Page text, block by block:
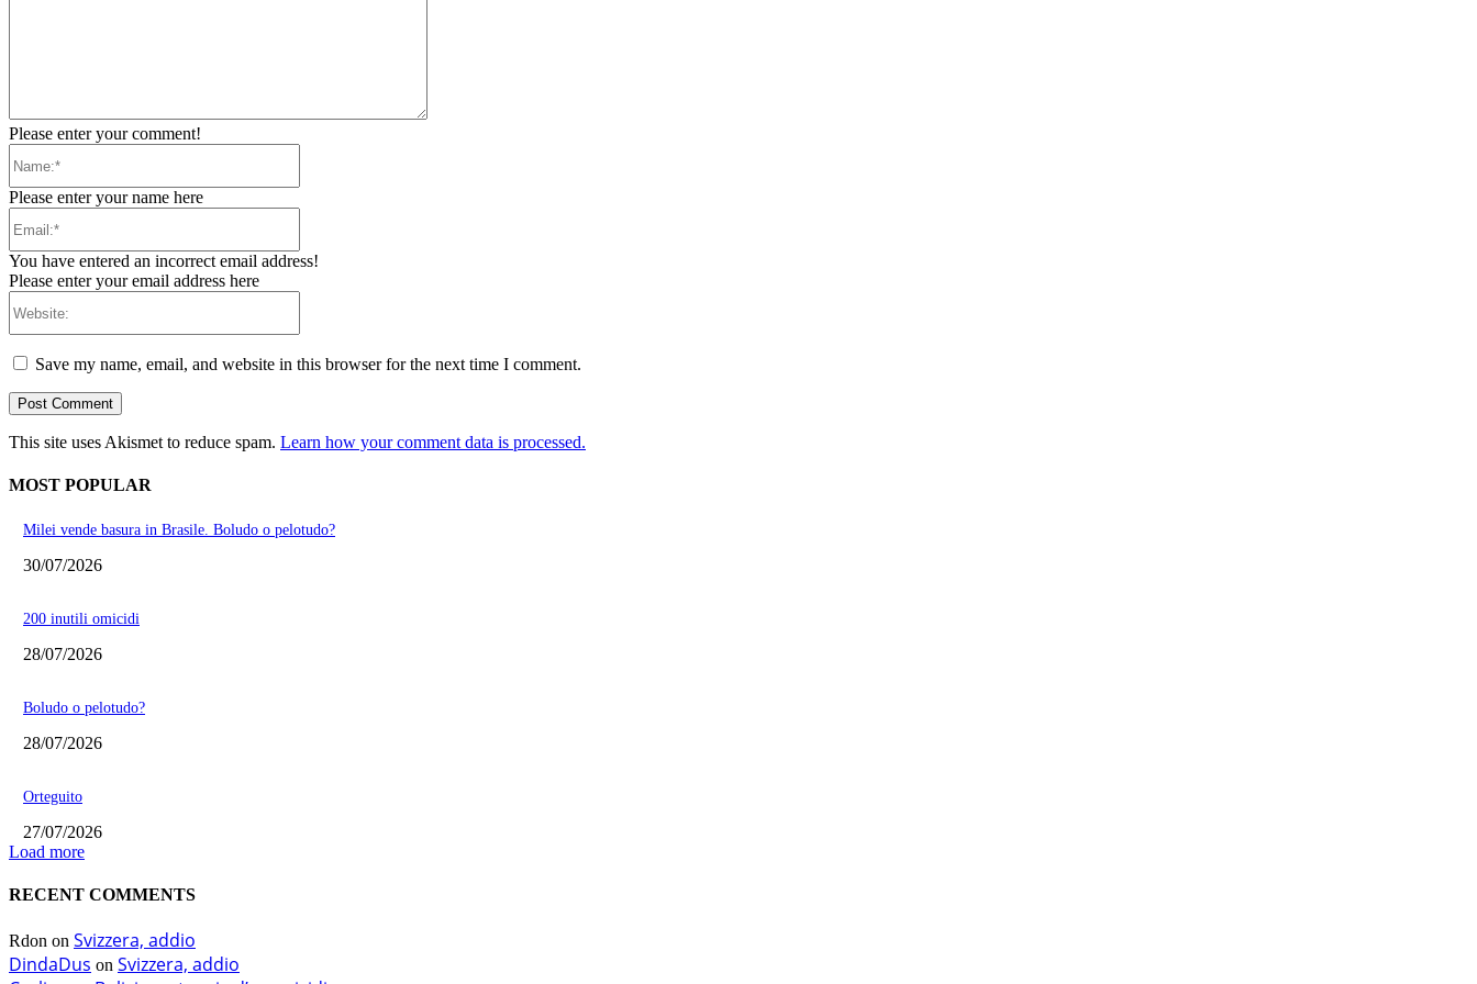
Please enter your comment!
Please enter your name here
You have entered an incorrect email address!
Please enter your email address here
Save my name, email, and website in this browser for the next time I comment.
This site uses Akismet to reduce spam. Learn how your comment data is processed.
MOST POPULAR
Milei vende basura in Brasile. Boludo o pelotudo?
30/07/2026
200 inutili omicidi
28/07/2026
Boludo o pelotudo?
28/07/2026
Orteguito
27/07/2026
Load more
RECENT COMMENTS
Rdon on Svizzera, addio
DindaDus on Svizzera, addio